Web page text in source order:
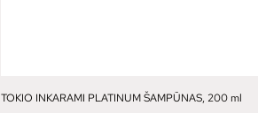
TOKIO INKARAMI PLATINUM ŠAMPŪNAS, 200 ml